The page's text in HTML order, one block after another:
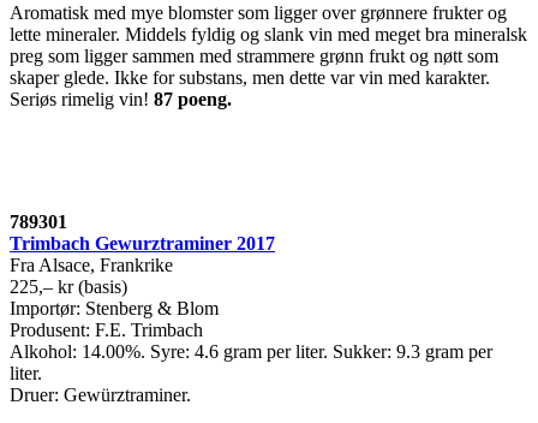
Aromatisk med mye blomster som ligger over grønnere frukter og
lette mineraler. Middels fyldig og slank vin med meget bra mineralsk
preg som ligger sammen med strammere grønn frukt og nøtt som
skaper glede. Ikke for substans, men dette var vin med karakter.
Seriøs rimelig vin! 87 poeng.
789301
Trimbach Gewurztraminer 2017
Fra Alsace, Frankrike
225,– kr (basis)
Importør: Stenberg & Blom
Produsent: F.E. Trimbach
Alkohol: 14.00%. Syre: 4.6 gram per liter. Sukker: 9.3 gram per
liter.
Druer: Gewürztraminer.